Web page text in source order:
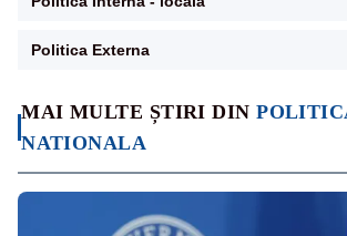
MAI MULTE ȘTIRI DIN
NATIONALA
Politica Externa